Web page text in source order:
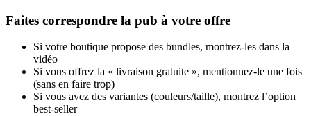
Faites correspondre la pub à votre offre
Si votre boutique propose des bundles, montrez-les dans la
vidéo
Si vous offrez la « livraison gratuite », mentionnez-le une fois
(sans en faire trop)
Si vous avez des variantes (couleurs/taille), montrez l’option
best‑seller